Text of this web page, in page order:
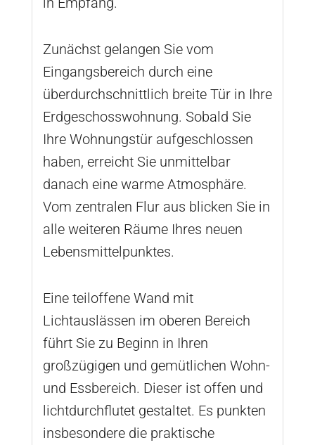
Zunächst gelangen Sie vom
Eingangsbereich durch eine
überdurchschnittlich breite Tür in Ihre
Erdgeschosswohnung. Sobald Sie
Ihre Wohnungstür aufgeschlossen
haben, erreicht Sie unmittelbar
danach eine warme Atmosphäre.
Vom zentralen Flur aus blicken Sie in
alle weiteren Räume Ihres neuen
Lebensmittelpunktes.
Eine teiloffene Wand mit
Lichtauslässen im oberen Bereich
führt Sie zu Beginn in Ihren
großzügigen und gemütlichen Wohn-
und Essbereich. Dieser ist offen und
lichtdurchflutet gestaltet. Es punkten
insbesondere die praktische